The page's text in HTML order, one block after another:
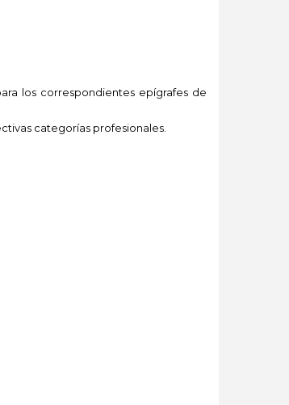
los correspondientes epígrafes de
categorías profesionales.